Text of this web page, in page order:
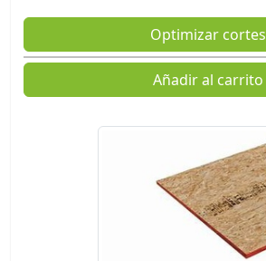
Optimizar cortes
Añadir al carrito